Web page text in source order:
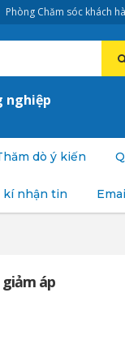
Phòng Chăm sóc khách
nghiệp
dò ý kiến
kí nhận tin
giảm áp